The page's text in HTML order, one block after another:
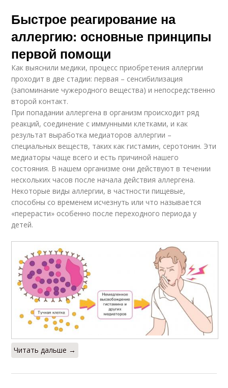
Быстрое реагирование на
аллергию: основные принципы
первой помощи
Как выяснили медики, процесс приобретения аллергии
проходит в две стадии: первая – сенсибилизация
(запоминание чужеродного вещества) и непосредственно
второй контакт.
При попадании аллергена в организм происходит ряд
реакций, соединение с иммунными клетками, и как
результат выработка медиаторов аллергии –
специальных веществ, таких как гистамин, серотонин. Эти
медиаторы чаще всего и есть причиной нашего
состояния. В нашем организме они действуют в течении
нескольких часов после начала действия аллергена.
Некоторые виды аллергии, в частности пищевые,
способны со временем исчезнуть или что называется
«перерасти» особенно после переходного периода у
детей.
Читать дальше →